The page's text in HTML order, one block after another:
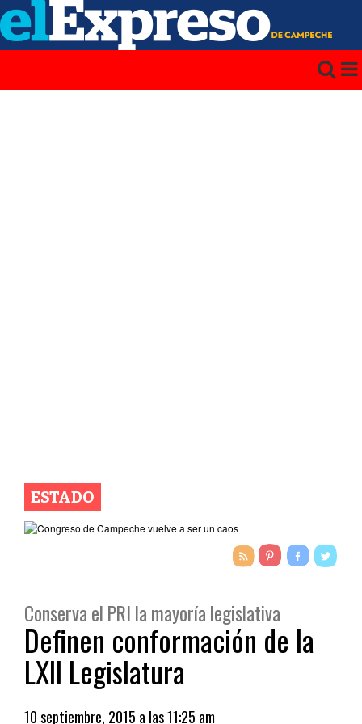
ESTADO
Conserva el PRI la mayoría legislativa
Definen conformación de la
LXII Legislatura
10 septiembre, 2015 a las 11:25 am